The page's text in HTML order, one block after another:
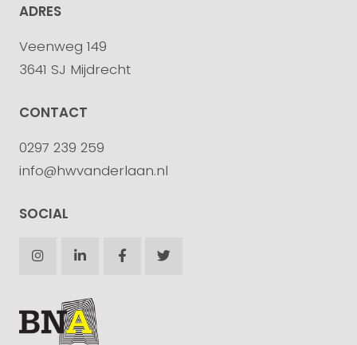
ADRES
Veenweg 149
3641 SJ Mijdrecht
CONTACT
0297 239 259
info@hwvanderlaan.nl
SOCIAL